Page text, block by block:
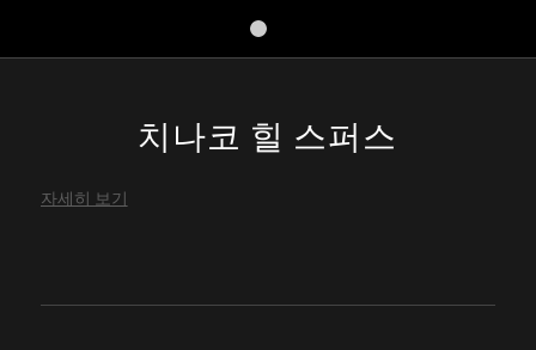
치나코 힐 스퍼스
자세히 보기